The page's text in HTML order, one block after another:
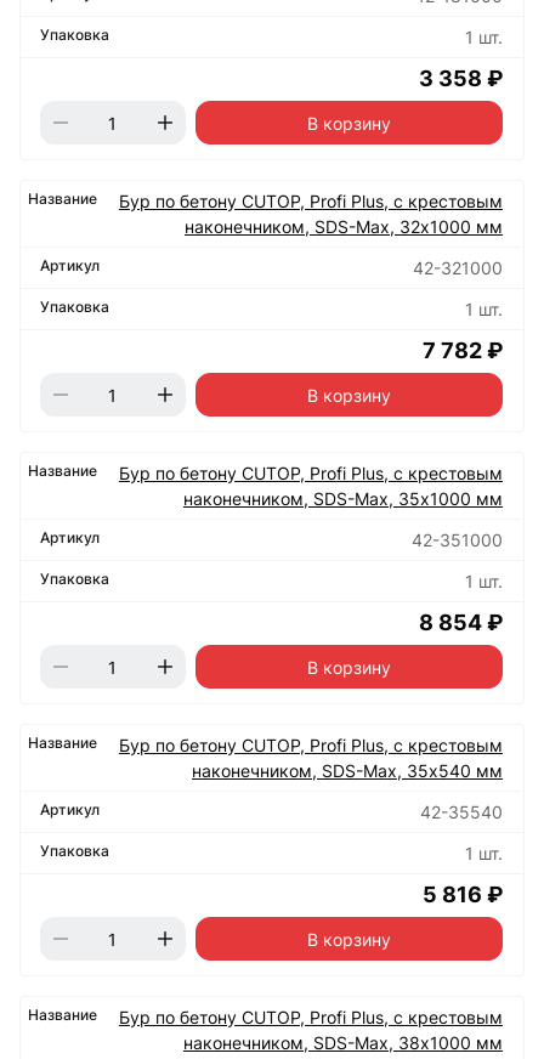
1 шт.
3 358 ₽
В корзину
Бур по бетону CUTOP, Profi Plus, с крестовым
наконечником, SDS-Max, 32х1000 мм
42-321000
1 шт.
7 782 ₽
В корзину
Бур по бетону CUTOP, Profi Plus, с крестовым
наконечником, SDS-Max, 35х1000 мм
42-351000
1 шт.
8 854 ₽
В корзину
Бур по бетону CUTOP, Profi Plus, с крестовым
наконечником, SDS-Max, 35х540 мм
42-35540
1 шт.
5 816 ₽
В корзину
Бур по бетону CUTOP, Profi Plus, с крестовым
наконечником, SDS-Max, 38х1000 мм